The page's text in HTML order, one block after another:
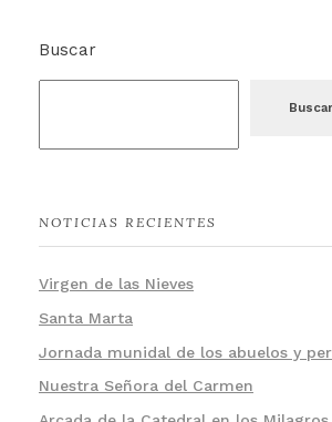
Buscar
Buscar
NOTICIAS RECIENTES
Virgen de las Nieves
Santa Marta
Jornada munidal de los abuelos y
Nuestra Señora del Carmen